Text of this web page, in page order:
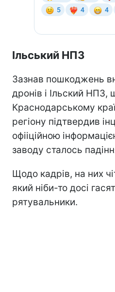
Ільський НПЗ
Зазнав пошкоджень
дронів і Ільский НПЗ,
Краснодарському
регіону підтвердив
офііційною
заводу сталось
Щодо кадрів, на них
який ніби-то досі
рятувальники.